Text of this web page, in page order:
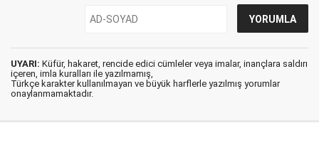
UYARI: Küfür, hakaret, rencide edici cümleler veya imalar, inançlara saldırı
içeren, imla kuralları ile yazılmamış,
Türkçe karakter kullanılmayan ve büyük harflerle yazılmış yorumlar
onaylanmamaktadır.